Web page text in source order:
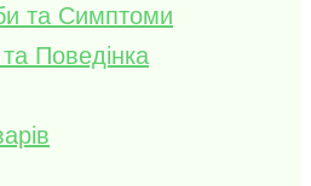
та Симптоми
Поведінка